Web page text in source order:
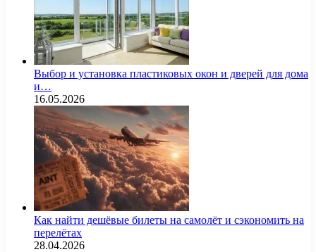
Выбор и установка пластиковых окон и дверей для дома
и…
16.05.2026
Как найти дешёвые билеты на самолёт и сэкономить на
перелётах
28.04.2026